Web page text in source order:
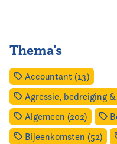
Thema's
Accountant (13)
Agressie, bedreiging
Algemeen (202)
Bijeenkomsten (52)